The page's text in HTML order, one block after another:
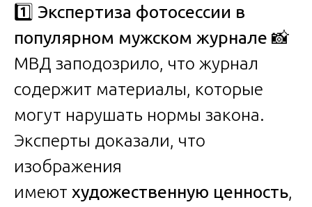
1️⃣ Экспертиза фотосессии в
популярном мужском журнале 📸
МВД заподозрило, что журнал
содержит материалы, которые
могут нарушать нормы закона.
Эксперты доказали, что
изображения
имеют художественную ценность,